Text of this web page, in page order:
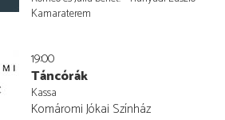
Kamaraterem
19:00
Táncórák
Kassa
Komáromi Jókai Színház